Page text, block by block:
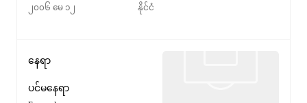
၂၀၀၆ မေ ၁၂ နိုင်ငံ
နေရာ
ပင်မနေရာ